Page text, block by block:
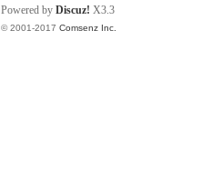
Powered by Discuz! X3.3
© 2001-2017 Comsenz Inc.